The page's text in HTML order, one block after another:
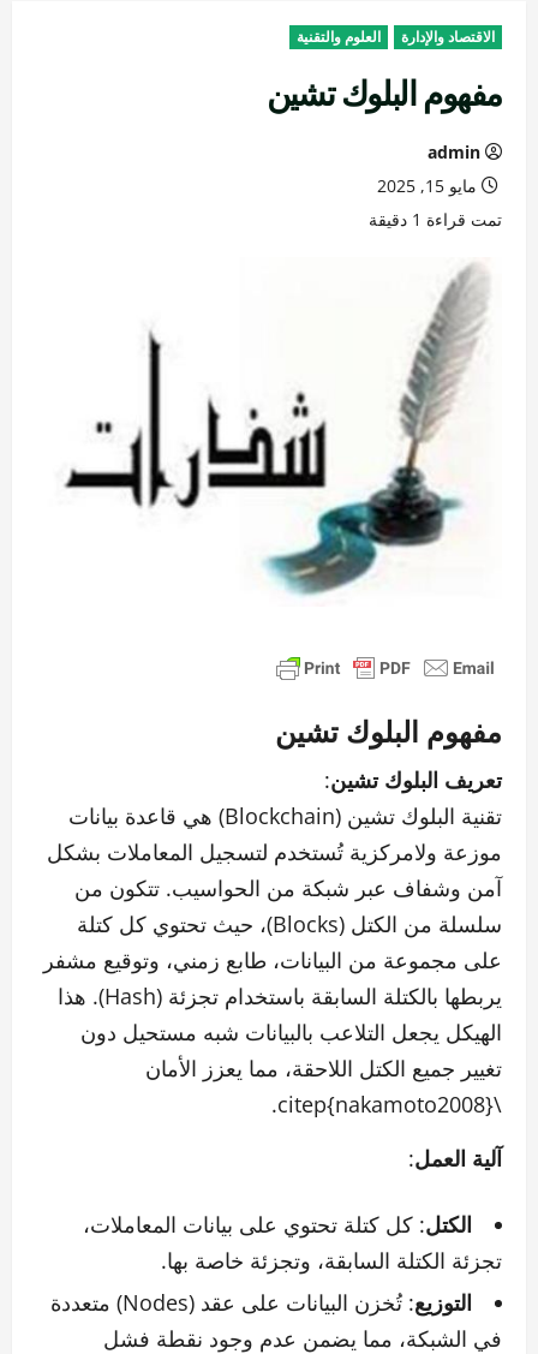
الاقتصاد والإدارة العلوم والتقنية
مفهوم البلوك تشين
admin
مايو 15, 2025
تمت قراءة 1 دقيقة
مفهوم البلوك تشين
تعريف البلوك تشين:
تقنية البلوك تشين (Blockchain) هي قاعدة بيانات
موزعة ولامركزية تُستخدم لتسجيل المعاملات بشكل
آمن وشفاف عبر شبكة من الحواسيب. تتكون من
سلسلة من الكتل (Blocks)، حيث تحتوي كل كتلة
على مجموعة من البيانات، طابع زمني، وتوقيع مشفر
يربطها بالكتلة السابقة باستخدام تجزئة (Hash). هذا
الهيكل يجعل التلاعب بالبيانات شبه مستحيل دون
تغيير جميع الكتل اللاحقة، مما يعزز الأمان
\citep{nakamoto2008}.
آلية العمل:
الكتل: كل كتلة تحتوي على بيانات المعاملات،
تجزئة الكتلة السابقة، وتجزئة خاصة بها.
التوزيع
: تُخزن البيانات على عقد (Nodes) متعددة
في الشبكة، مما يضمن عدم وجود نقطة فشل